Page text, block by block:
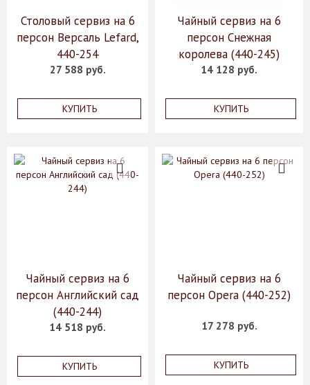
Столовый сервиз на 6
персон Версаль Lefard,
440-254
27 588 руб.
КУПИТЬ
Чайный сервиз на 6
персон Снежная
королева (440-245)
14 128 руб.
КУПИТЬ
Чайный сервиз на 6
персон Английский сад
(440-244)
14 518 руб.
КУПИТЬ
Чайный сервиз на 6
персон Opera (440-252)
17 278 руб.
КУПИТЬ